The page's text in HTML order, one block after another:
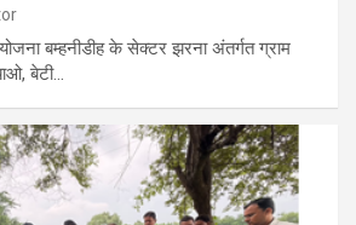
बम्हनीडीह के सेक्टर झरना अंतर्गत ग्राम
बेटी…